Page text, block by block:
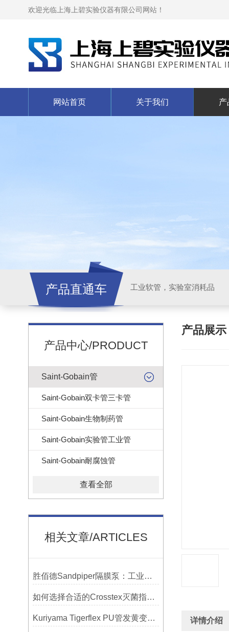
欢迎光临上海上碧实验仪器有限公司网站！
网站首页 关于我们 产
产品直通车 工业软管，实验室消耗品
产品中心/PRODUCT
Saint-Gobain管
Saint-Gobain双卡管三卡管
Saint-Gobain生物制药管
Saint-Gobain实验管工业管
Saint-Gobain耐腐蚀管
查看全部
相关文章/ARTICLES
胜佰德Sandpiper隔膜泵：工业流体输送的可靠动力解决方案
如何选择合适的Crosstex灭菌指示标签？
Kuriyama Tigerflex PU管发黄变硬怎么办？
产品展示
详情介绍